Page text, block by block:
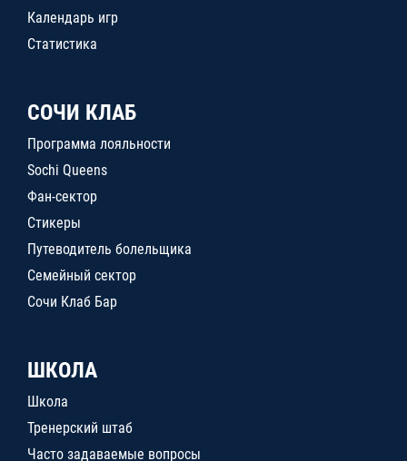
Календарь игр
Статистика
СОЧИ КЛАБ
Программа лояльности
Sochi Queens
Фан-сектор
Стикеры
Путеводитель болельщика
Семейный сектор
Сочи Клаб Бар
ШКОЛА
Школа
Тренерский штаб
Часто задаваемые вопросы